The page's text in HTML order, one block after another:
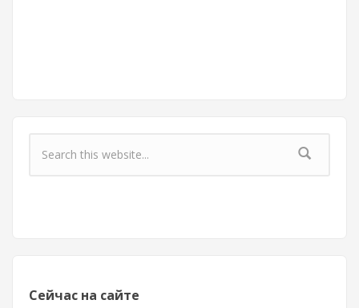
Форма поиска
Сейчас на сайте